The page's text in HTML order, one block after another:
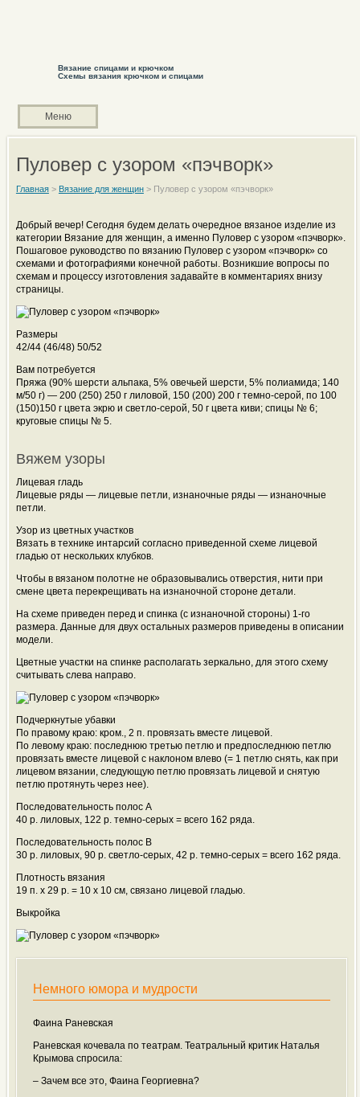
Вязание спицами и крючком
Схемы вязания крючком и спицами
Меню
Пуловер с узором «пэчворк»
Главная> Вязание для женщин> Пуловер с узором «пэчворк»
Добрый вечер! Сегодня будем делать очередное вязаное изделие из
категории Вязание для женщин, а именно Пуловер с узором «пэчворк».
Пошаговое руководство по вязанию Пуловер с узором «пэчворк» со
схемами и фотографиями конечной работы. Возникшие вопросы по
схемам и процессу изготовления задавайте в комментариях внизу
страницы.
Размеры
42/44 (46/48) 50/52
Вам потребуется
Пряжа (90% шерсти альпака, 5% овечьей шерсти, 5% полиамида; 140
м/50 г) — 200 (250) 250 г лиловой, 150 (200) 200 г темно-серой, по 100
(150)150 г цвета экрю и светло-серой, 50 г цвета киви; спицы № 6;
круговые спицы № 5.
Вяжем узоры
Лицевая гладь
Лицевые ряды — лицевые петли, изнаночные ряды — изнаночные
петли.
Узор из цветных участков
Вязать в технике интарсий согласно приведенной схеме лицевой
гладью от нескольких клубков.
Чтобы в вязаном полотне не образовывались отверстия, нити при
смене цвета перекрещивать на изнаночной стороне детали.
На схеме приведен перед и спинка (с изнаночной стороны) 1-го
размера. Данные для двух остальных размеров приведены в описании
модели.
Цветные участки на спинке располагать зеркально, для этого схему
считывать слева направо.
Подчеркнутые убавки
По правому краю: кром., 2 п. провязать вместе лицевой.
По левому краю: последнюю третью петлю и предпоследнюю петлю
провязать вместе лицевой с наклоном влево (= 1 петлю снять, как при
лицевом вязании, следующую петлю провязать лицевой и снятую
петлю протянуть через нее).
Последовательность полос А
40 р. лиловых, 122 р. темно-серых = всего 162 ряда.
Последовательность полос B
30 р. лиловых, 90 р. светло-серых, 42 р. темно-серых = всего 162 ряда.
Плотность вязания
19 п. х 29 р. = 10 x 10 cм, связано лицевой гладью.
Выкройка
Немного юмора и мудрости
Фаина Раневская
Раневская кочевала по театрам. Театральный критик Наталья
Крымова спросила:
– Зачем все это, Фаина Георгиевна?